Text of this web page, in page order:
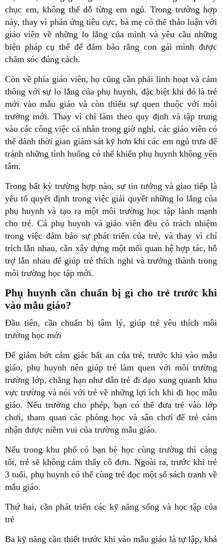
chục em, không thể dỗ từng em ngủ. Trong trường hợp
này, thay vì phản ứng tiêu cực, bà mẹ có thể thảo luận với
giáo viên về những lo lắng của mình và yêu cầu những
biện pháp cụ thể để đảm bảo rằng con gái mình được
chăm sóc đúng cách.
Còn về phía giáo viên, họ cũng cần phải linh hoạt và cảm
thông với sự lo lắng của phụ huynh, đặc biệt khi đó là trẻ
mới vào mẫu giáo và còn thiếu sự quen thuộc với môi
trường mới. Thay vì chỉ làm theo quy định và tập trung
vào các công việc cá nhân trong giờ nghỉ, các giáo viên có
thể dành thời gian giám sát kỹ hơn khi các em ngủ trưa để
tránh những tình huống có thể khiến phụ huynh không yên
tâm.
Trong bất kỳ trường hợp nào, sự tin tưởng và giao tiếp là
yếu tố quyết định trong việc giải quyết những lo lắng của
phụ huynh và tạo ra một môi trường học tập lành mạnh
cho trẻ. Cả phụ huynh và giáo viên đều có trách nhiệm
trong việc đảm bảo sự phát triển của trẻ, và thay vì chỉ
trích lẫn nhau, cần xây dựng một mối quan hệ hợp tác, hỗ
trợ lẫn nhau để giúp trẻ thích nghi và trưởng thành trong
môi trường học tập mới.
Phụ huynh cần chuẩn bị gì cho trẻ trước khi
vào mẫu giáo?
Đầu tiên, cần chuẩn bị tâm lý, giúp trẻ yêu thích môi
trường học mới
Để giảm bớt cảm giác bất an của trẻ, trước khi vào mẫu
giáo, phụ huynh nên giúp trẻ làm quen với môi trường
trường lớp, chẳng hạn như dẫn trẻ đi dạo xung quanh khu
vực trường và nói với trẻ về những lợi ích khi đi học mẫu
giáo. Nếu trường cho phép, bạn có thể đưa trẻ vào lớp
chơi, tham quan các phòng học và sân chơi để trẻ cảm
nhận được niềm vui của trường mẫu giáo.
Nếu trong khu phố có bạn bè học cùng trường thì càng
tốt, trẻ sẽ không cảm thấy cô đơn. Ngoài ra, trước khi trẻ
3 tuổi, phụ huynh có thể cùng trẻ đọc một số sách tranh về
mẫu giáo.
Thứ hai, cần phát triển các kỹ năng sống và học tập của
trẻ
Ba kỹ năng cần thiết trước khi vào mẫu giáo là tự lập, khả